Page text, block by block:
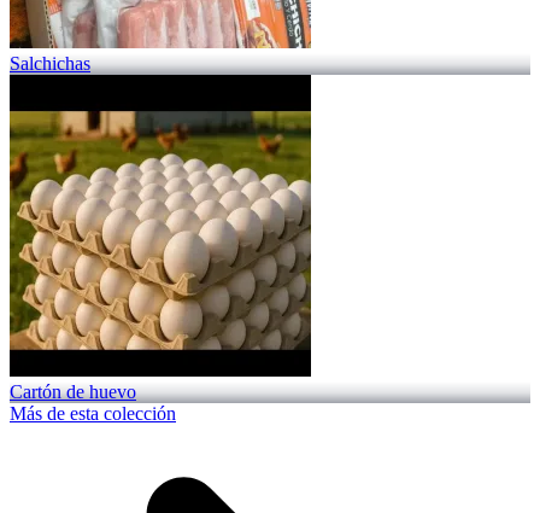
Salchichas
Cartón de huevo
Más de esta colección